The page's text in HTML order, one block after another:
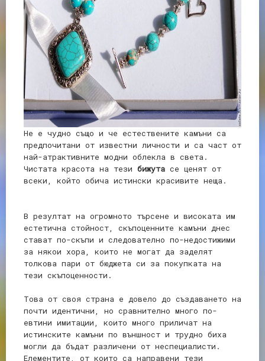
Не е чудно също и че естествените камъни са
предпочитани от известни личности и са част от
най-атрактивните модни облекла в света.
Чистата красота на тези бижута се ценят от
всеки, който обича истински красивите неща.
В резултат на огромното търсене и високата им
естетична стойност, скъпоценните камъни днес
стават по-скъпи и следователно по-недостижими
за някои хора, които не могат да заделят
толкова пари от бюджета си за покупката на
тези скъпоценности.
Това от своя страна е довело до създаването на
почти идентични, но сравнително много по-
евтини имитации, които много приличат на
истинските камъни по външност и трудно биха
могли да бъдат различени от неспециалисти.
Елементите, от които са направени тези